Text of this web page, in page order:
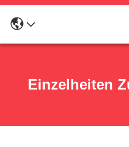
Einzelheiten